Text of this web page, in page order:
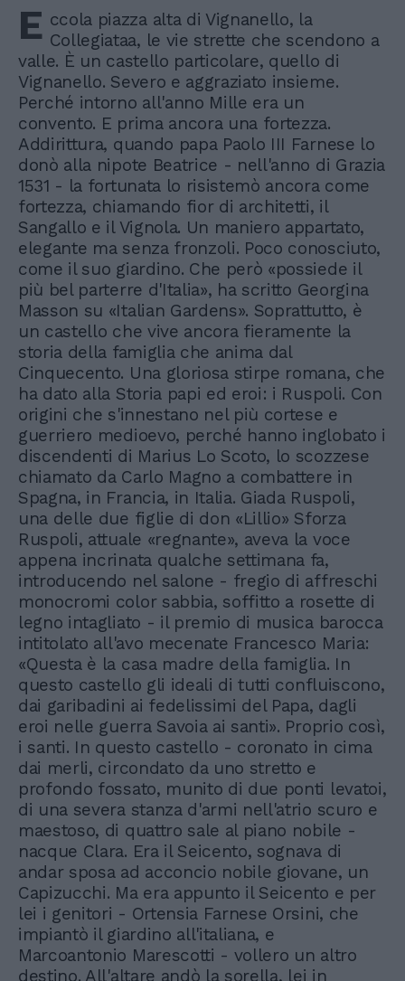
E ccola piazza alta di Vignanello, la
Collegiataa, le vie strette che scendono a
valle. È un castello particolare, quello di
Vignanello. Severo e aggraziato insieme.
Perché intorno all'anno Mille era un
convento. E prima ancora una fortezza.
Addirittura, quando papa Paolo III Farnese lo
donò alla nipote Beatrice - nell'anno di Grazia
1531 - la fortunata lo risistemò ancora come
fortezza, chiamando fior di architetti, il
Sangallo e il Vignola. Un maniero appartato,
elegante ma senza fronzoli. Poco conosciuto,
come il suo giardino. Che però «possiede il
più bel parterre d'Italia», ha scritto Georgina
Masson su «Italian Gardens». Soprattutto, è
un castello che vive ancora fieramente la
storia della famiglia che anima dal
Cinquecento. Una gloriosa stirpe romana, che
ha dato alla Storia papi ed eroi: i Ruspoli. Con
origini che s'innestano nel più cortese e
guerriero medioevo, perché hanno inglobato i
discendenti di Marius Lo Scoto, lo scozzese
chiamato da Carlo Magno a combattere in
Spagna, in Francia, in Italia. Giada Ruspoli,
una delle due figlie di don «Lillio» Sforza
Ruspoli, attuale «regnante», aveva la voce
appena incrinata qualche settimana fa,
introducendo nel salone - fregio di affreschi
monocromi color sabbia, soffitto a rosette di
legno intagliato - il premio di musica barocca
intitolato all'avo mecenate Francesco Maria:
«Questa è la casa madre della famiglia. In
questo castello gli ideali di tutti confluiscono,
dai garibadini ai fedelissimi del Papa, dagli
eroi nelle guerra Savoia ai santi». Proprio così,
i santi. In questo castello - coronato in cima
dai merli, circondato da uno stretto e
profondo fossato, munito di due ponti levatoi,
di una severa stanza d'armi nell'atrio scuro e
maestoso, di quattro sale al piano nobile -
nacque Clara. Era il Seicento, sognava di
andar sposa ad acconcio nobile giovane, un
Capizucchi. Ma era appunto il Seicento e per
lei i genitori - Ortensia Farnese Orsini, che
impiantò il giardino all'italiana, e
Marcoantonio Marescotti - vollero un altro
destino. All'altare andò la sorella, lei in